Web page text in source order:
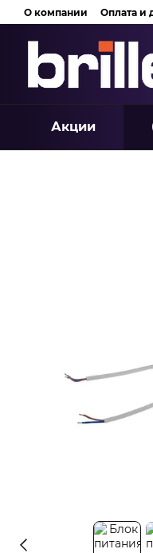
Перейти к основному
О компании Оплата и
Акции